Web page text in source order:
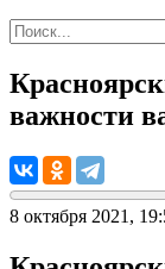
важности
8 октября 2021,